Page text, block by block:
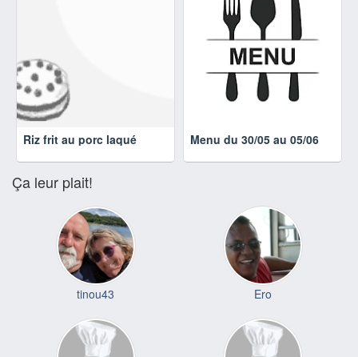
Riz frit au porc laqué Menu du 30/05 au 05/06
Ça leur plait!
tinou43 Ero